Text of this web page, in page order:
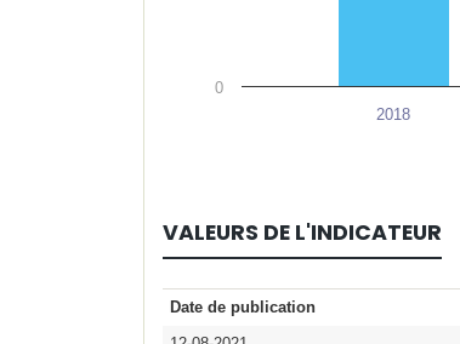
2018
0
VALEURS DE L'INDICATEUR
Date de publication